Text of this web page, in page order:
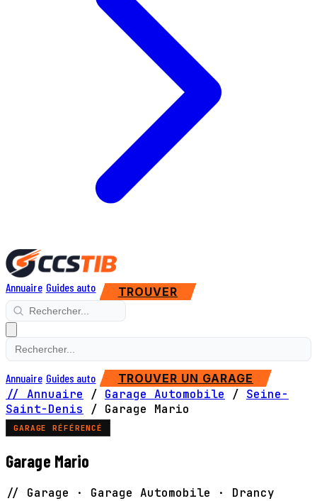
Annuaire Guides auto TROUVER
Annuaire Guides auto TROUVER UN GARAGE
// Annuaire / Garage Automobile / Seine-
Saint-Denis
/ Garage Mario
GARAGE RÉFÉRENCÉ
Garage Mario
// Garage · Garage Automobile · Drancy